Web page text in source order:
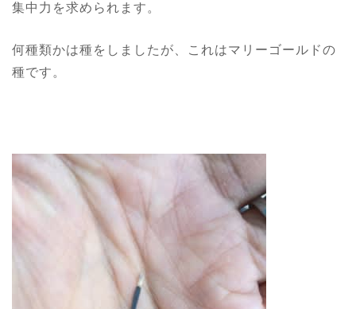
集中力を求められます。
何種類かは種をしましたが、これはマリーゴールドの
種です。